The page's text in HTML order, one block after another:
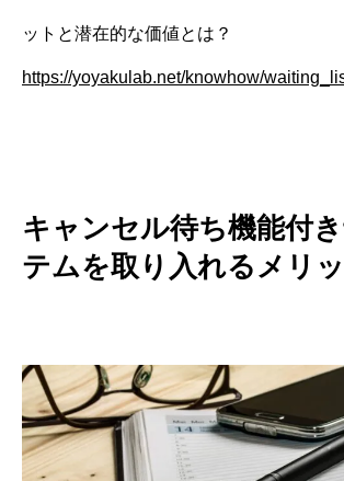
ットと潜在的な価値とは？
https://yoyakulab.net/knowhow/
キャンセル待ち機能付
テムを取り入れるメリ